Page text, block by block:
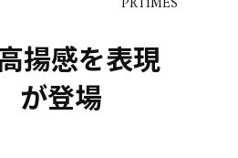
揚感を表現
が登場